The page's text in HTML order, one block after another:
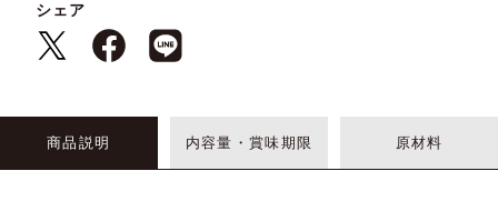
シェア
商品説明 内容量・賞味期限 原材料